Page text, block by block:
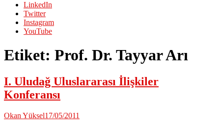
LinkedIn
Twitter
Instagram
YouTube
Etiket: Prof. Dr. Tayyar Arı
I. Uludağ Uluslararası İlişkiler
Konferansı
Okan Yüksel17/05/2011